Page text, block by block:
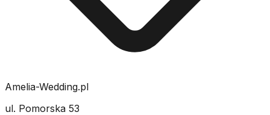
Amelia-Wedding.pl
ul. Pomorska 53